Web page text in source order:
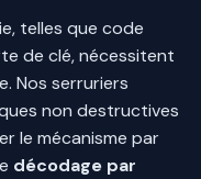
telles que code
de clé, nécessitent
Nos serruriers
non destructives
le mécanisme par
décodage par